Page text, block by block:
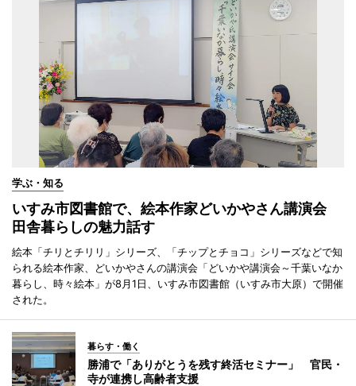
学ぶ・知る
いすみ市図書館で、絵本作家どいかやさん講演会
田舎暮らしの魅力話す
絵本「チリとチリリ」シリーズ、「チップとチョコ」シリーズなどで知
られる絵本作家、どいかやさんの講演会「どいかや講演会～千葉いなか
暮らし、時々絵本」が8月1日、いすみ市図書館（いすみ市大原）で開催
された。
暮らす・働く
勝浦で「ありがとうを残す終活セミナー」 官民・
寺が連携し高齢者支援